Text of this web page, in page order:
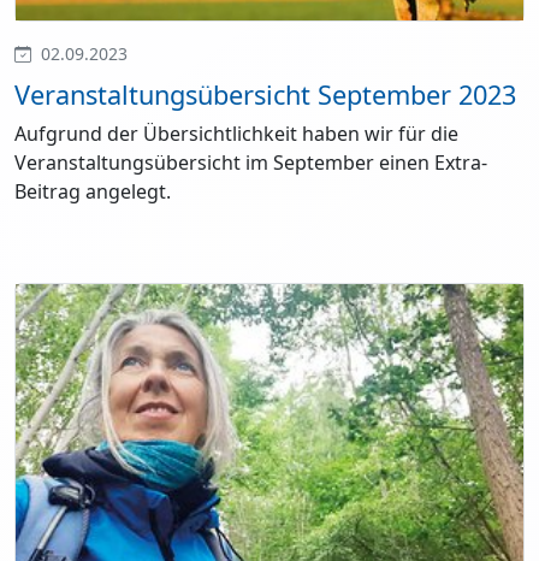
02.09.2023
Veranstaltungsübersicht September 2023
Aufgrund der Übersichtlichkeit haben wir für die
Veranstaltungsübersicht im September einen Extra-
Beitrag angelegt.